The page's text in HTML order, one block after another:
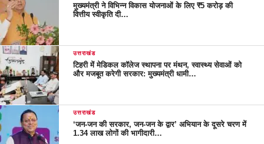
मुख्यमंत्री ने विभिन्न विकास योजनाओं के लिए ₹5 करोड़ की
वित्तीय स्वीकृति दी…
उत्तराखंड
टिहरी में मेडिकल कॉलेज स्थापना पर मंथन, स्वास्थ्य सेवाओं को
और मजबूत करेगी सरकार: मुख्यमंत्री धामी…
उत्तराखंड
‘जन-जन की सरकार, जन-जन के द्वार’ अभियान के दूसरे चरण में
1.34 लाख लोगों की भागीदारी…